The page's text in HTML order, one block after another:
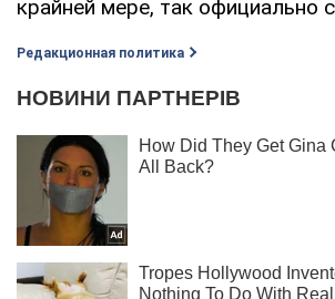
крайней мере, так официально
Редакционная политика